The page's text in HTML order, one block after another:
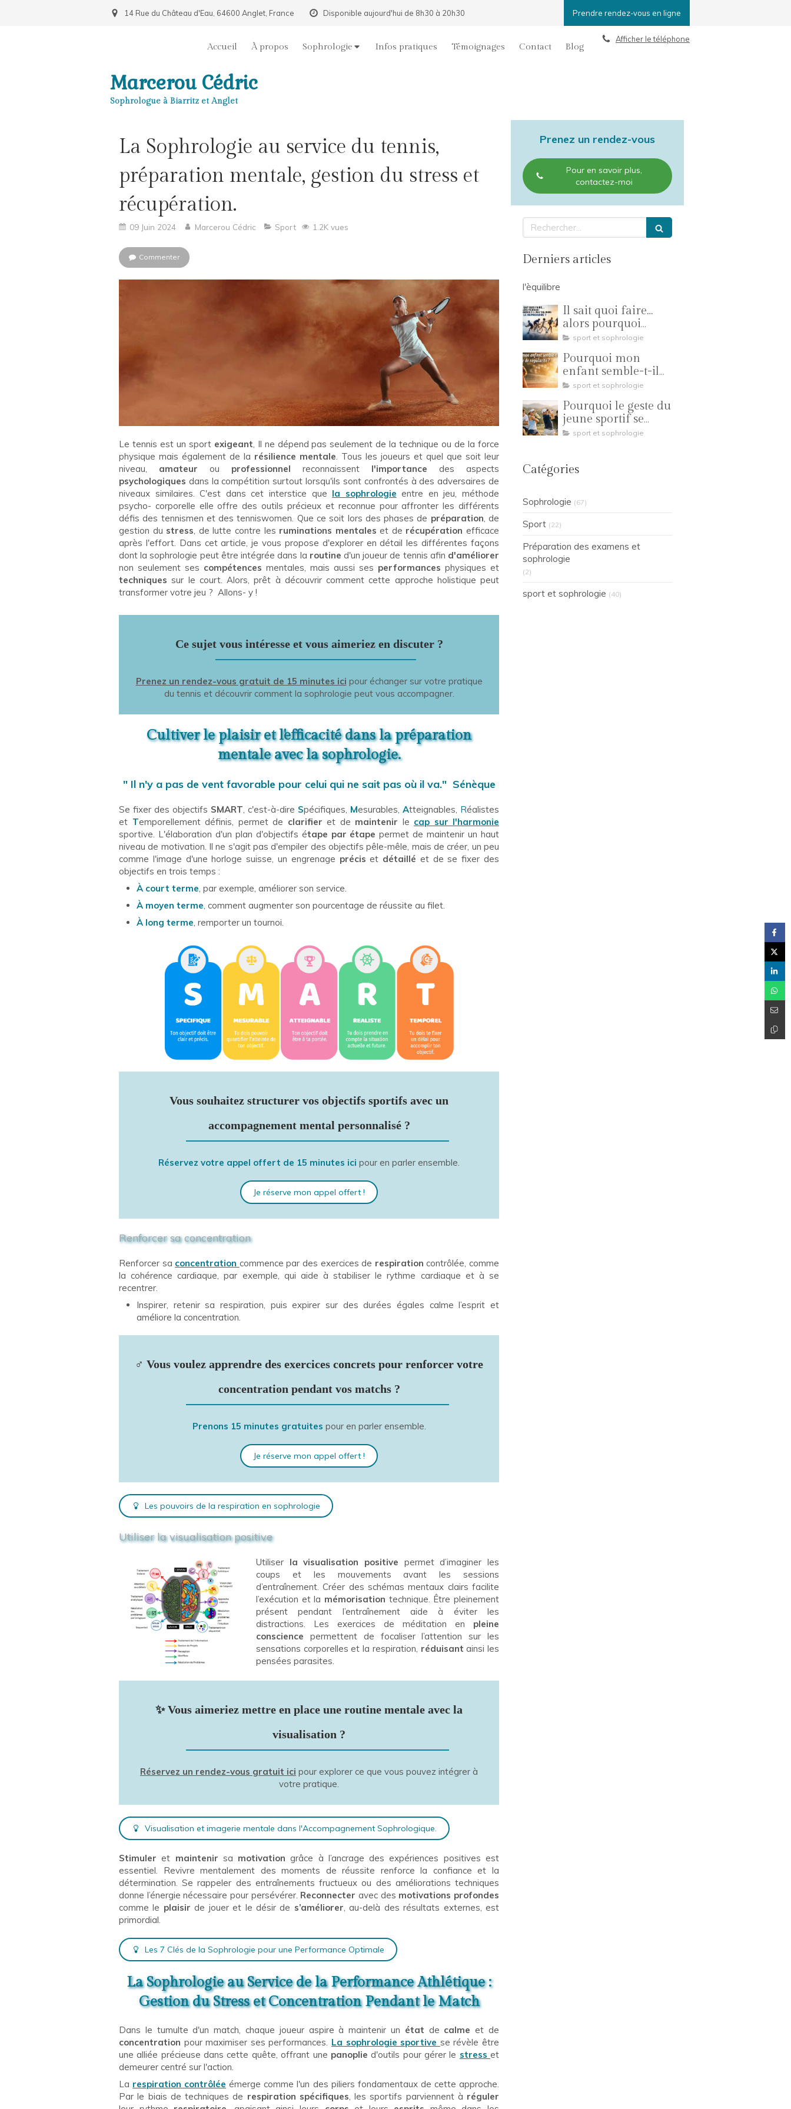
14 Rue du Château d'Eau, 64600 Anglet, France Disponible aujourd'hui de 8h30 à 20h30 Prendre rendez-vous en ligne
Afficher le téléphone
Accueil À propos Sophrologie Infos pratiques Témoignages Contact Blog
Marcerou Cédric
Sophrologue à Biarritz et Anglet
La Sophrologie au service du tennis,
préparation mentale, gestion du stress et
récupération.
09 Juin 2024 Marcerou Cédric Sport 1.2K vues
Commenter
Le tennis est un sport exigeant, Il ne dépend pas seulement de la technique ou de la force
physique mais également de la résilience mentale. Tous les joueurs et quel que soit leur
niveau, amateur ou professionnel reconnaissent l'importance des aspects
psychologiques dans la compétition surtout lorsqu'ils sont confrontés à des adversaires de
niveaux similaires. C'est dans cet interstice que la sophrologie entre en jeu, méthode
psycho- corporelle elle offre des outils précieux et reconnue pour affronter les différents
défis des tennismen et des tenniswomen. Que ce soit lors des phases de préparation, de
gestion du stress, de lutte contre les ruminations mentales et de récupération efficace
après l'effort. Dans cet article, je vous propose d'explorer en détail les différentes façons
dont la sophrologie peut être intégrée dans la routine d'un joueur de tennis afin d'améliorer
non seulement ses compétences mentales, mais aussi ses performances physiques et
techniques sur le court. Alors, prêt à découvrir comment cette approche holistique peut
transformer votre jeu ? Allons- y !
Ce sujet vous intéresse et vous aimeriez en discuter ?
Prenez un rendez-vous gratuit de 15 minutes ici pour échanger sur votre pratique
du tennis et découvrir comment la sophrologie peut vous accompagner.
Cultiver le plaisir et l'efficacité dans la préparation
mentale avec la sophrologie.
" Il n'y a pas de vent favorable pour celui qui ne sait pas où il va." Sénèque
Se fixer des objectifs SMART, c'est-à-dire Spécifiques, Mesurables, Atteignables, Réalistes
et Temporellement définis, permet de clarifier et de maintenir le cap sur l'harmonie
sportive. L'élaboration d'un plan d'objectifs étape par étape permet de maintenir un haut
niveau de motivation. Il ne s'agit pas d'empiler des objectifs pêle-mêle, mais de créer, un peu
comme l'image d'une horloge suisse, un engrenage précis et détaillé et de se fixer des
objectifs en trois temps :
À court terme, par exemple, améliorer son service.
À moyen terme, comment augmenter son pourcentage de réussite au filet.
À long terme, remporter un tournoi.
Vous souhaitez structurer vos objectifs sportifs avec un
accompagnement mental personnalisé ?
Réservez votre appel offert de 15 minutes ici pour en parler ensemble.
Je réserve mon appel offert !
Renforcer sa concentration
Renforcer sa concentration commence par des exercices de respiration contrôlée, comme
la cohérence cardiaque, par exemple, qui aide à stabiliser le rythme cardiaque et à se
recentrer.
Inspirer, retenir sa respiration, puis expirer sur des durées égales calme l’esprit et
améliore la concentration.
‍♂️ Vous voulez apprendre des exercices concrets pour renforcer votre
concentration pendant vos matchs ?
Prenons 15 minutes gratuites pour en parler ensemble.
Je réserve mon appel offert !
Les pouvoirs de la respiration en sophrologie
Utiliser la visualisation positive
Utiliser la visualisation positive permet d’imaginer les
coups et les mouvements avant les sessions
d’entraînement. Créer des schémas mentaux clairs facilite
l’exécution et la mémorisation technique. Être pleinement
présent pendant l’entraînement aide à éviter les
distractions. Les exercices de méditation en pleine
conscience permettent de focaliser l’attention sur les
sensations corporelles et la respiration, réduisant ainsi les
pensées parasites.
✨ Vous aimeriez mettre en place une routine mentale avec la
visualisation ?
Réservez un rendez-vous gratuit ici pour explorer ce que vous pouvez intégrer à
votre pratique.
Visualisation et imagerie mentale dans l'Accompagnement Sophrologique.
Stimuler et maintenir sa motivation grâce à l’ancrage des expériences positives est
essentiel. Revivre mentalement des moments de réussite renforce la confiance et la
détermination. Se rappeler des entraînements fructueux ou des améliorations techniques
donne l’énergie nécessaire pour persévérer. Reconnecter avec des motivations profondes
comme le plaisir de jouer et le désir de s’améliorer , au-delà des résultats externes, est
primordial.
Les 7 Clés de la Sophrologie pour une Performance Optimale
La Sophrologie au Service de la Performance Athlétique :
Gestion du Stress et Concentration Pendant le Match
Dans le tumulte d'un match, chaque joueur aspire à maintenir un état de calme et de
concentration pour maximiser ses performances. La sophrologie sportive se révèle être
une alliée précieuse dans cette quête, offrant une panoplie d'outils pour gérer le stresset
demeurer centré sur l'action.
La respiration contrôlée émerge comme l'un des piliers fondamentaux de cette approche.
Par le biais de techniques de respiration spécifiques , les sportifs parviennent à réguler
Prenez un rendez-vous
Pour en savoir plus,
contactez-moi
Rechercher
Derniers articles
l'èquilibre
Il sait quoi faire…
alors pourquoi
n’arrive-t-il pas
toujours à le
reproduire ?
sport et sophrologie
Pourquoi mon
enfant semble-t-il
manquer de
régularité ?
sport et sophrologie
Pourquoi le geste du
jeune sportif se
transforme-t-il en
sport et sophrologie
Catégories
Sophrologie (67)
Sport (22)
Préparation des examens et
sophrologie
(2)
sport et sophrologie (40)